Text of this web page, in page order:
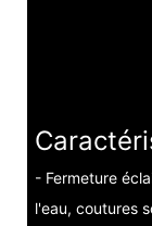
- Fermeture
l'eau, coutures